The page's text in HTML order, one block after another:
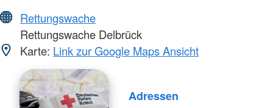
Rettungswache
Rettungswache Delbrück
Karte: Link zur Google Maps Ansicht
Adressen